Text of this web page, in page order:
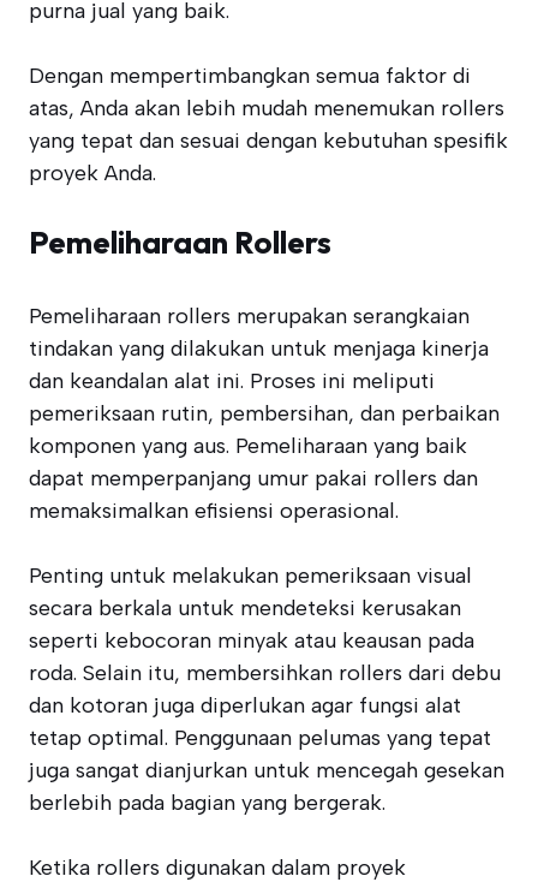
purna jual yang baik.
Dengan mempertimbangkan semua faktor di
atas, Anda akan lebih mudah menemukan rollers
yang tepat dan sesuai dengan kebutuhan spesifik
proyek Anda.
Pemeliharaan Rollers
Pemeliharaan rollers merupakan serangkaian
tindakan yang dilakukan untuk menjaga kinerja
dan keandalan alat ini. Proses ini meliputi
pemeriksaan rutin, pembersihan, dan perbaikan
komponen yang aus. Pemeliharaan yang baik
dapat memperpanjang umur pakai rollers dan
memaksimalkan efisiensi operasional.
Penting untuk melakukan pemeriksaan visual
secara berkala untuk mendeteksi kerusakan
seperti kebocoran minyak atau keausan pada
roda. Selain itu, membersihkan rollers dari debu
dan kotoran juga diperlukan agar fungsi alat
tetap optimal. Penggunaan pelumas yang tepat
juga sangat dianjurkan untuk mencegah gesekan
berlebih pada bagian yang bergerak.
Ketika rollers digunakan dalam proyek